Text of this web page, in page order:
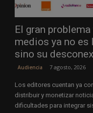
El gran
medios ya no es
sino su
Audiencia 7 agosto, 2026
Los editores cuentan ya
distribuir y monetizar
dificultades para integrar